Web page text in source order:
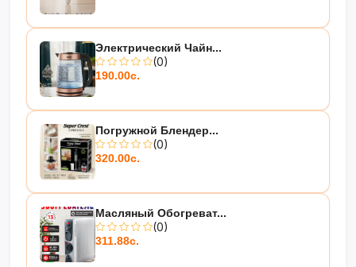
Электрический Чайн...
(0)
190.00с.
Погружной Блендер...
(0)
320.00с.
Масляный Обогреват...
(0)
311.88с.